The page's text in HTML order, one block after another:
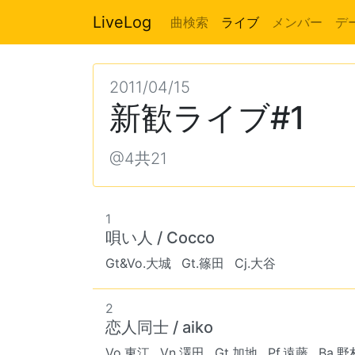
LiveLog 曲検索 ライブ メンバー デ
2011/04/15
新歓ライブ#1
@4共21
1
唄い人 / Cocco
Gt&Vo.大城 Gt.篠田 Cj.大谷
2
恋人同士 / aiko